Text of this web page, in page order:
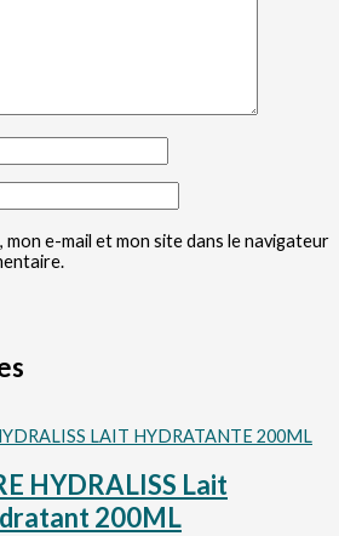
e-mail et mon site dans le navigateur
HYDRALISS Lait
200ML